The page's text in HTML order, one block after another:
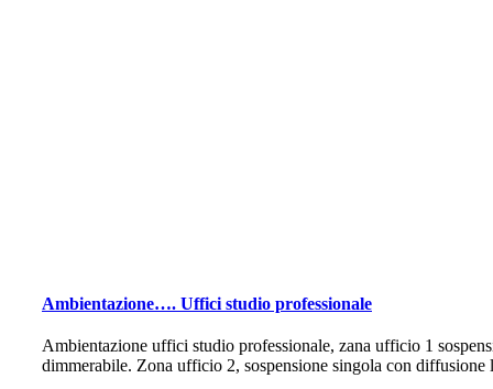
Ambientazione…. Uffici studio professionale
Ambientazione uffici studio professionale, zana ufficio 1
dimmerabile. Zona ufficio 2, sospensione singola con